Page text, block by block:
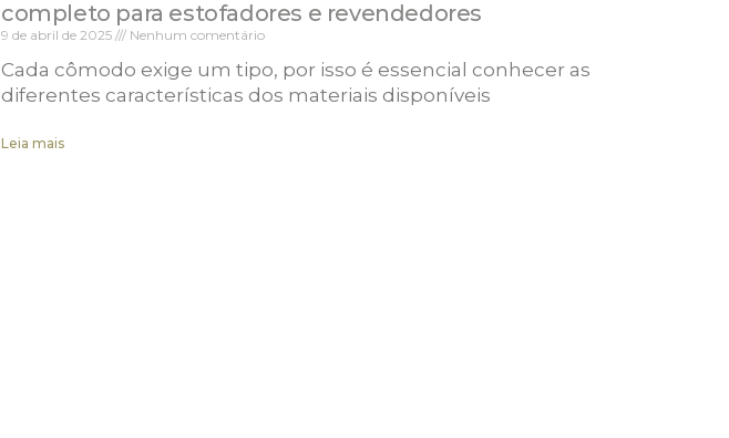
completo para estofadores e revendedores
9 de abril de 2025 Nenhum comentário
Cada cômodo exige um tipo, por isso é essencial conhecer as
diferentes características dos materiais disponíveis
Leia mais